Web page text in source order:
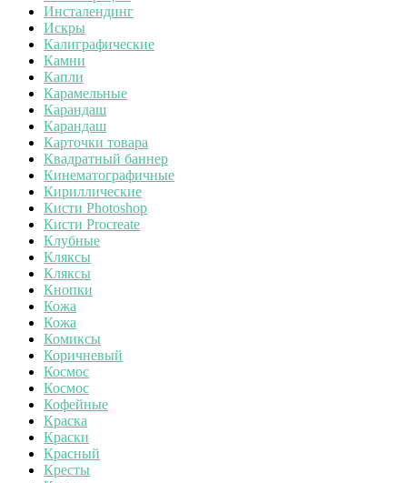
Инсталендинг
Искры
Калиграфические
Камни
Капли
Карамельные
Карандаш
Карандаш
Карточки товара
Квадратный баннер
Кинематографичные
Кириллические
Кисти Photoshop
Кисти Procreate
Клубные
Кляксы
Кляксы
Кнопки
Кожа
Кожа
Комиксы
Коричневый
Космос
Космос
Кофейные
Краска
Краски
Красный
Кресты